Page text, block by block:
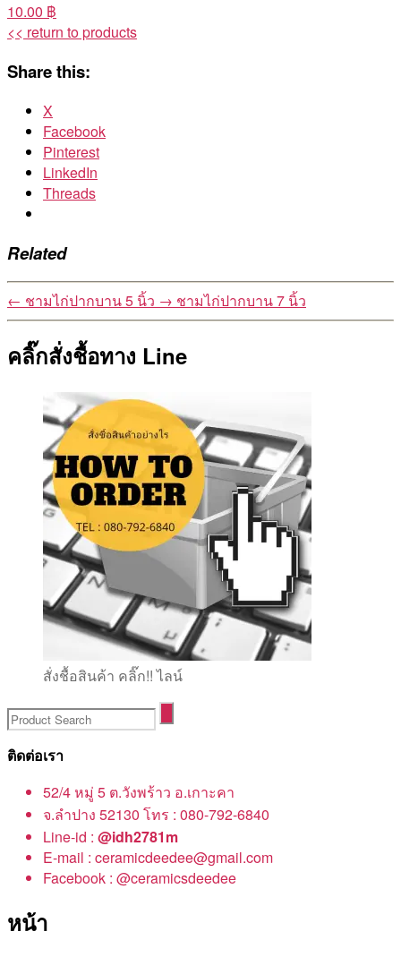
10.00 ฿
<< return to products
Share this:
X
Facebook
Pinterest
LinkedIn
Threads
Related
← ชามไก่ปากบาน 5 นิ้ว → ชามไก่ปากบาน 7 นิ้ว
คลิ๊กสั่งชื้อทาง Line
สั่งชื้อสินค้า คลิ๊ก!! ไลน์
ติดต่อเรา
52/4 หมู่ 5 ต.วังพร้าว อ.เกาะคา
จ.ลำปาง 52130 โทร : 080-792-6840
Line-id : @idh2781m
E-mail : ceramicdeedee@gmail.com
Facebook : @ceramicsdeedee
หน้า